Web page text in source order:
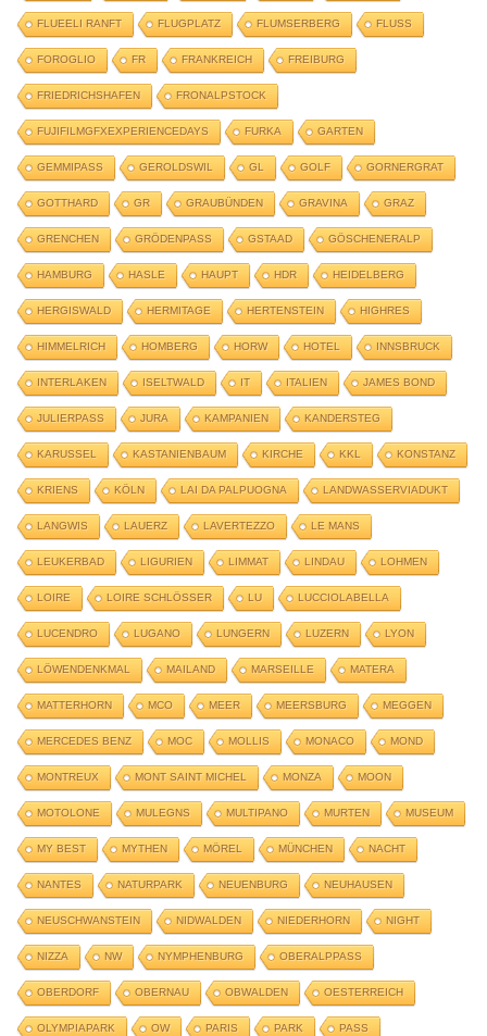
FLUEELI RANFT FLUGPLATZ FLUMSERBERG FLUSS
FOROGLIO FR FRANKREICH FREIBURG
FRIEDRICHSHAFEN FRONALPSTOCK
FUJIFILMGFXEXPERIENCEDAYS FURKA GARTEN
GEMMIPASS GEROLDSWIL GL GOLF GORNERGRAT
GOTTHARD GR GRAUBÜNDEN GRAVINA GRAZ
GRENCHEN GRÖDENPASS GSTAAD GÖSCHENERALP
HAMBURG HASLE HAUPT HDR HEIDELBERG
HERGISWALD HERMITAGE HERTENSTEIN HIGHRES
HIMMELRICH HOMBERG HORW HOTEL INNSBRUCK
INTERLAKEN ISELTWALD IT ITALIEN JAMES BOND
JULIERPASS JURA KAMPANIEN KANDERSTEG
KARUSSEL KASTANIENBAUM KIRCHE KKL KONSTANZ
KRIENS KÖLN LAI DA PALPUOGNA LANDWASSERVIADUKT
LANGWIS LAUERZ LAVERTEZZO LE MANS
LEUKERBAD LIGURIEN LIMMAT LINDAU LOHMEN
LOIRE LOIRE SCHLÖSSER LU LUCCIOLABELLA
LUCENDRO LUGANO LUNGERN LUZERN LYON
LÖWENDENKMAL MAILAND MARSEILLE MATERA
MATTERHORN MCO MEER MEERSBURG MEGGEN
MERCEDES BENZ MOC MOLLIS MONACO MOND
MONTREUX MONT SAINT MICHEL MONZA MOON
MOTOLONE MULEGNS MULTIPANO MURTEN MUSEUM
MY BEST MYTHEN MÖREL MÜNCHEN NACHT
NANTES NATURPARK NEUENBURG NEUHAUSEN
NEUSCHWANSTEIN NIDWALDEN NIEDERHORN NIGHT
NIZZA NW NYMPHENBURG OBERALPPASS
OBERDORF OBERNAU OBWALDEN OESTERREICH
OLYMPIAPARK OW PARIS PARK PASS